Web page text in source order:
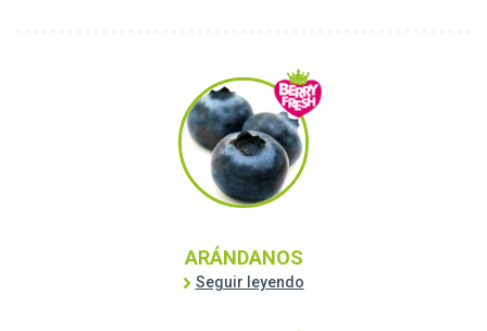
ARÁNDANOS
Seguir leyendo